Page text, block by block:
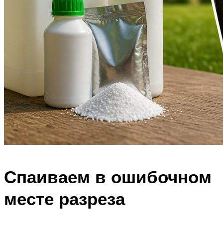
Спаиваем в ошибочном
месте разреза